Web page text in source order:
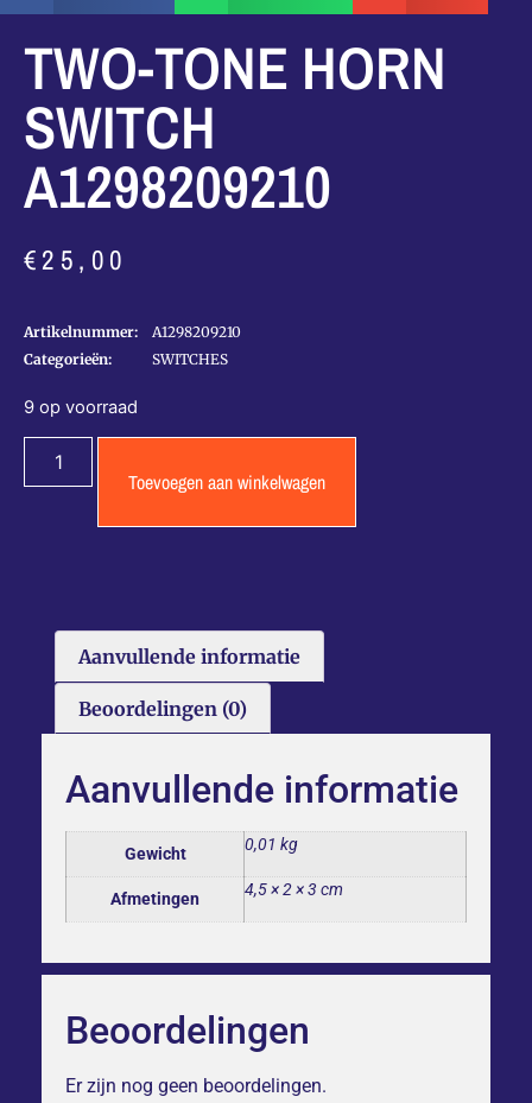
TWO-TONE HORN
SWITCH
A1298209210
€25,00
Artikelnummer:
A1298209210
Categorieën:
SWITCHES
9 op voorraad
Toevoegen aan winkelwagen
Aanvullende informatie
Beoordelingen (0)
Aanvullende informatie
Gewicht 0,01 kg
Afmetingen 4,5 × 2 × 3 cm
Beoordelingen
Er zijn nog geen beoordelingen.